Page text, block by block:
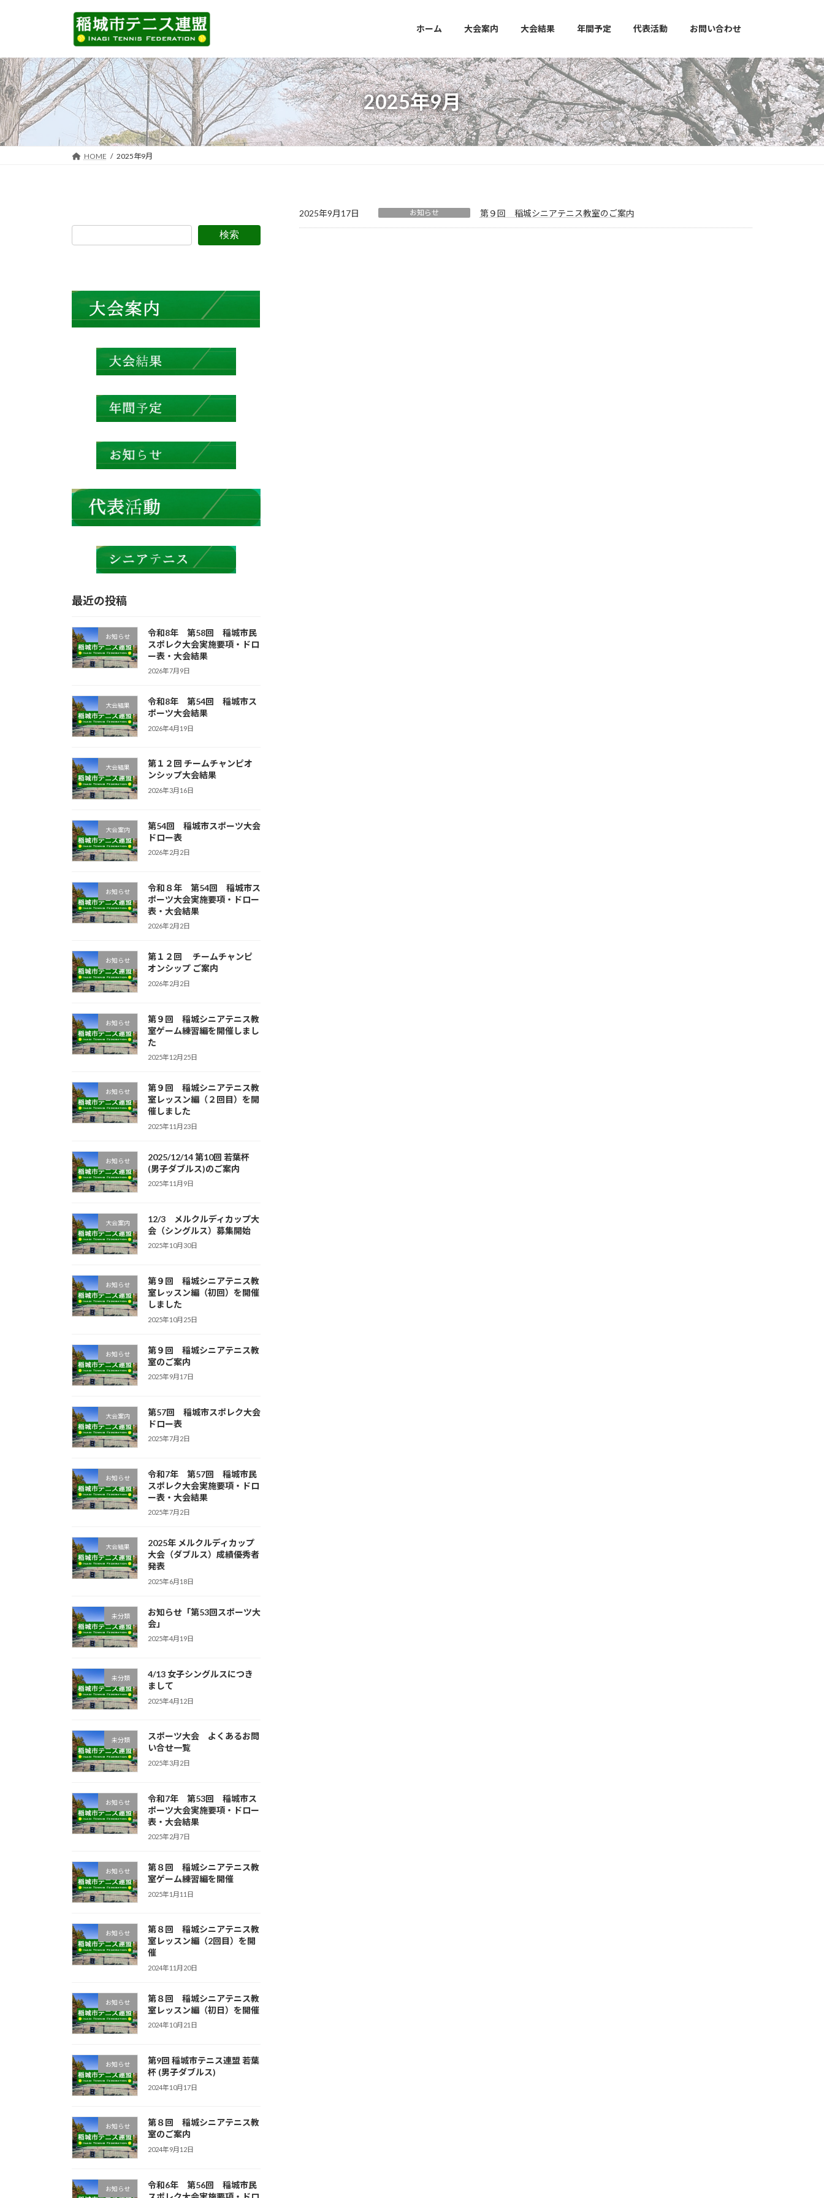
ツ
へ
ス
キ
ッ
プ
シ
ョ
ン
に
移
動
ホーム 大会案内 大会結果 年間予定 代表活動 お問い合わせ
2025年9月
HOME 2025年9月
2025年9月17日 お知らせ 第９回 稲城シニアテニス教室のご案内
検索
最近の投稿
お知らせ
令和8年 第58回 稲城市民
スポレク大会実施要項・ドロ
ー表・大会結果
2026年7月9日
大会結果
令和8年 第54回 稲城市ス
ポーツ大会結果
2026年4月19日
大会結果
第１２回 チームチャンピオ
ンシップ大会結果
2026年3月16日
大会案内
第54回 稲城市スポーツ大会
ドロー表
2026年2月2日
お知らせ
令和８年 第54回 稲城市ス
ポーツ大会実施要項・ドロー
表・大会結果
2026年2月2日
お知らせ
第１２回 チームチャンピ
オンシップ ご案内
2026年2月2日
お知らせ
第９回 稲城シニアテニス教
室ゲーム練習編を開催しまし
た
2025年12月25日
お知らせ
第９回 稲城シニアテニス教
室レッスン編（２回目）を開
催しました
2025年11月23日
お知らせ
2025/12/14 第10回 若葉杯
(男子ダブルス)のご案内
2025年11月9日
大会案内
12/3 メルクルディカップ大
会（シングルス）募集開始
2025年10月30日
お知らせ
第９回 稲城シニアテニス教
室レッスン編（初回）を開催
しました
2025年10月25日
お知らせ
第９回 稲城シニアテニス教
室のご案内
2025年9月17日
大会案内
第57回 稲城市スポレク大会
ドロー表
2025年7月2日
お知らせ
令和7年 第57回 稲城市民
スポレク大会実施要項・ドロ
ー表・大会結果
2025年7月2日
大会結果
2025年 メルクルディカップ
大会（ダブルス）成績優秀者
発表
2025年6月18日
未分類
お知らせ「第53回スポーツ大
会」
2025年4月19日
未分類
4/13 女子シングルスにつき
まして
2025年4月12日
未分類
スポーツ大会 よくあるお問
い合せ一覧
2025年3月2日
お知らせ
令和7年 第53回 稲城市ス
ポーツ大会実施要項・ドロー
表・大会結果
2025年2月7日
お知らせ
第８回 稲城シニアテニス教
室ゲーム練習編を開催
2025年1月11日
お知らせ
第８回 稲城シニアテニス教
室レッスン編（2回目）を開
催
2024年11月20日
お知らせ
第８回 稲城シニアテニス教
室レッスン編（初日）を開催
2024年10月21日
お知らせ
第9回 稲城市テニス連盟 若葉
杯 (男子ダブルス)
2024年10月17日
お知らせ
第８回 稲城シニアテニス教
室のご案内
2024年9月12日
お知らせ
令和6年 第56回 稲城市民